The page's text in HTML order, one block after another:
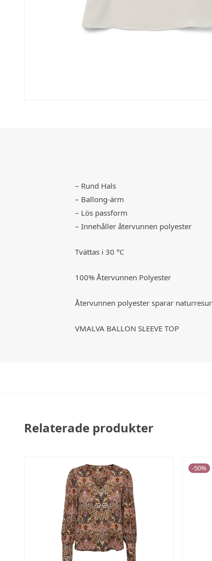
– Rund Hals
– Ballong-ärm
– Lös passform
– Innehåller återvunnen polyester
Tvättas i 30 °C
100% Återvunnen Polyester
Återvunnen polyester sparar
VMALVA BALLON SLEEVE TOP
Relaterade produkter
-50%